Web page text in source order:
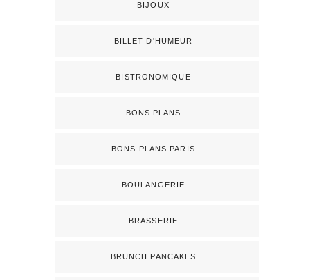
BIJOUX
BILLET D'HUMEUR
BISTRONOMIQUE
BONS PLANS
BONS PLANS PARIS
BOULANGERIE
BRASSERIE
BRUNCH PANCAKES